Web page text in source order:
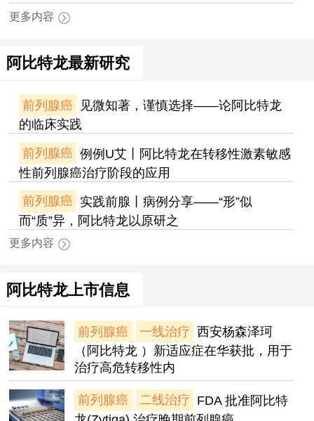
更多内容
阿比特龙最新研究
前列腺癌
见微知著，谨慎选择——论阿比特龙
的临床实践
前列腺癌 例例U艾丨阿比特龙在转移性激素敏感
性前列腺癌治疗阶段的应用
前列腺癌 实践前腺丨病例分享——“形”似
而“质”异，阿比特龙以原研之
更多内容
阿比特龙上市信息
前列腺癌 一线治疗 西安杨森泽珂
（阿比特龙 ）新适应症在华获批，用于
治疗高危转移性内
前列腺癌 二线治疗 FDA 批准阿比特